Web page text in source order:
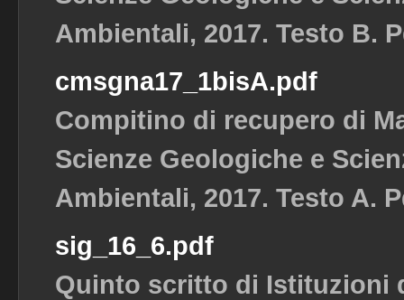
Ambientali, 2017. Testo B.
cmsgna17_1bisA.pdf
Compitino di recupero di
Scienze Geologiche e
Ambientali, 2017. Testo A.
sig_16_6.pdf
Quinto scritto di Istituzioni